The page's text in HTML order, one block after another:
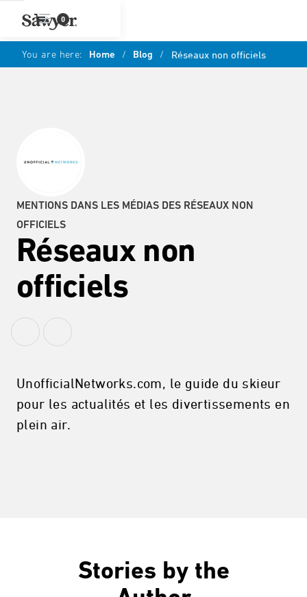
0
You are here: Home / Blog / Réseaux non officiels
MENTIONS DANS LES MÉDIAS DES RÉSEAUX NON
OFFICIELS
Réseaux non
officiels
UnofficialNetworks.com, le guide du skieur
pour les actualités et les divertissements en
plein air.
Stories by the